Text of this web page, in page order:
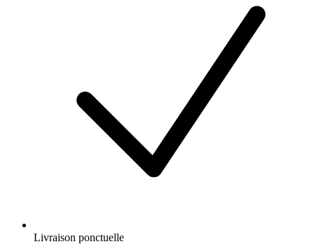
Livraison ponctuelle